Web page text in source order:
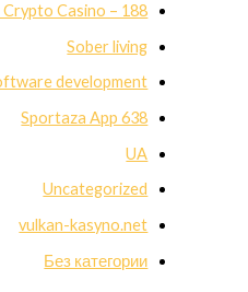
Casino – 188
Sober living
development
Sportaza App 638
UA
Uncategorized
vulkan-kasyno.net
Без категории